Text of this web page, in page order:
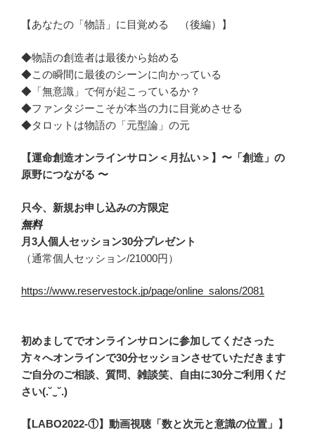
【あなたの「物語」に目覚める （後編）】
◆物語の創造者は最後から始める
◆この瞬間に最後のシーンに向かっている
◆「無意識」で何が起こっているか？
◆ファンタジーこそが本当の力に目覚めさせる
◆タロットは物語の「元型論」の元
【運命創造オンラインサロン＜月払い＞】〜「創造」の
原野につながる 〜
只今、新規お申し込みの方限定
無料
月3人個人セッション30分プレゼント
（通常個人セッション/21000円）
https://www.reservestock.jp/page/online_salons/2081
初めましてでオンラインサロンに参加してくださった
方々へオンラインで30分セッションさせていただきます
ご自分のご相談、質問、雑談笑、自由に30分ご利用くだ
さい(.˘‿˘.)
【LABO2022-①】動画視聴「数と次元と意識の位置」】